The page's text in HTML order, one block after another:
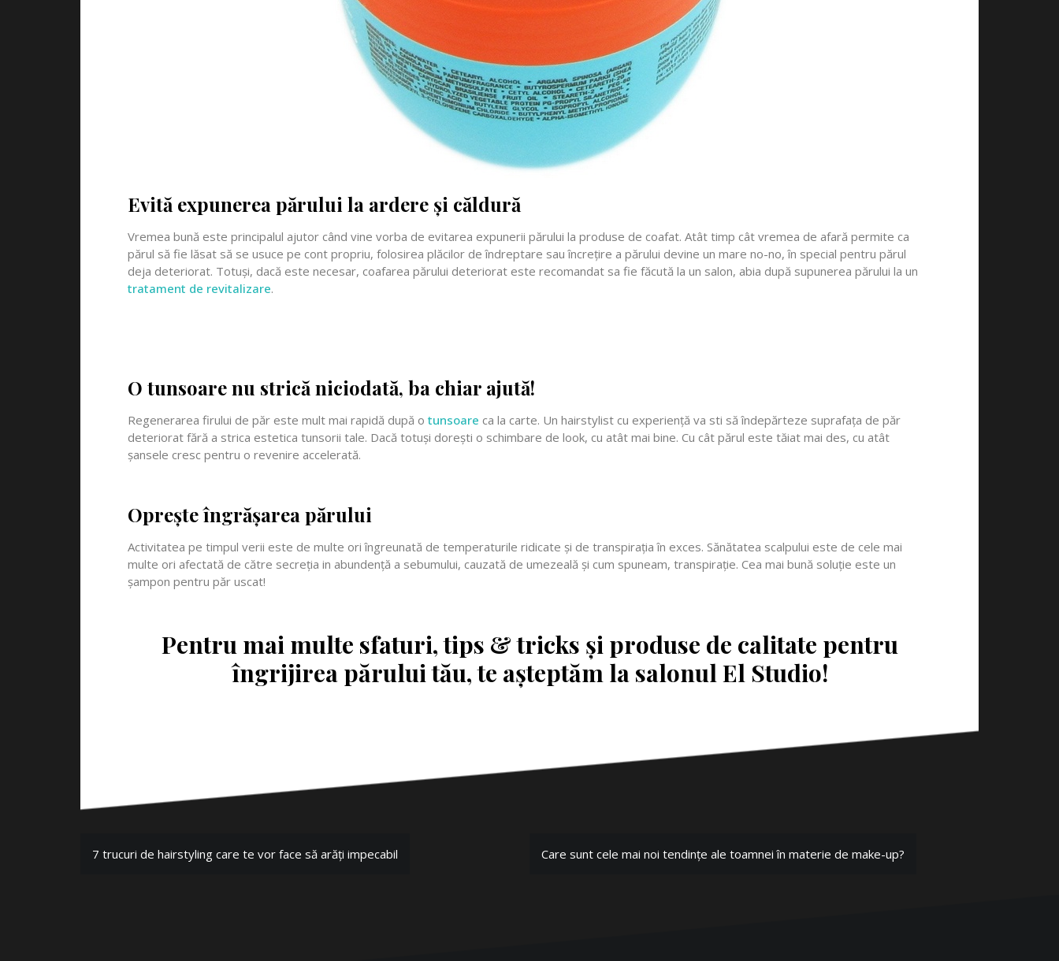
Evită expunerea părului la ardere și căldură
Vremea bună este principalul ajutor când vine vorba de evitarea expunerii părului la produse de coafat. Atât timp cât vremea de afară permite ca
părul să fie lăsat să se usuce pe cont propriu, folosirea plăcilor de îndreptare sau încrețire a părului devine un mare no-no, în special pentru părul
deja deteriorat. Totuși, dacă este necesar, coafarea părului deteriorat este recomandat sa fie făcută la un salon, abia după supunerea părului la un
tratament de revitalizare.
O tunsoare nu strică niciodată, ba chiar ajută!
Regenerarea firului de păr este mult mai rapidă după o tunsoare ca la carte. Un hairstylist cu experiență va sti să îndepărteze suprafața de păr
deteriorat fără a strica estetica tunsorii tale. Dacă totuși dorești o schimbare de look, cu atât mai bine. Cu cât părul este tăiat mai des, cu atât
șansele cresc pentru o revenire accelerată.
Oprește îngrășarea părului
Activitatea pe timpul verii este de multe ori îngreunată de temperaturile ridicate și de transpirația în exces. Sănătatea scalpului este de cele mai
multe ori afectată de către secreția in abundență a sebumului, cauzată de umezeală și cum spuneam, transpirație. Cea mai bună soluție este un
șampon pentru păr uscat!
Pentru mai multe sfaturi, tips & tricks și produse de calitate pentru
îngrijirea părului tău, te așteptăm la salonul El Studio!
7 trucuri de hairstyling care te vor face să arăți impecabil Care sunt cele mai noi tendințe ale toamnei în materie de make-up?